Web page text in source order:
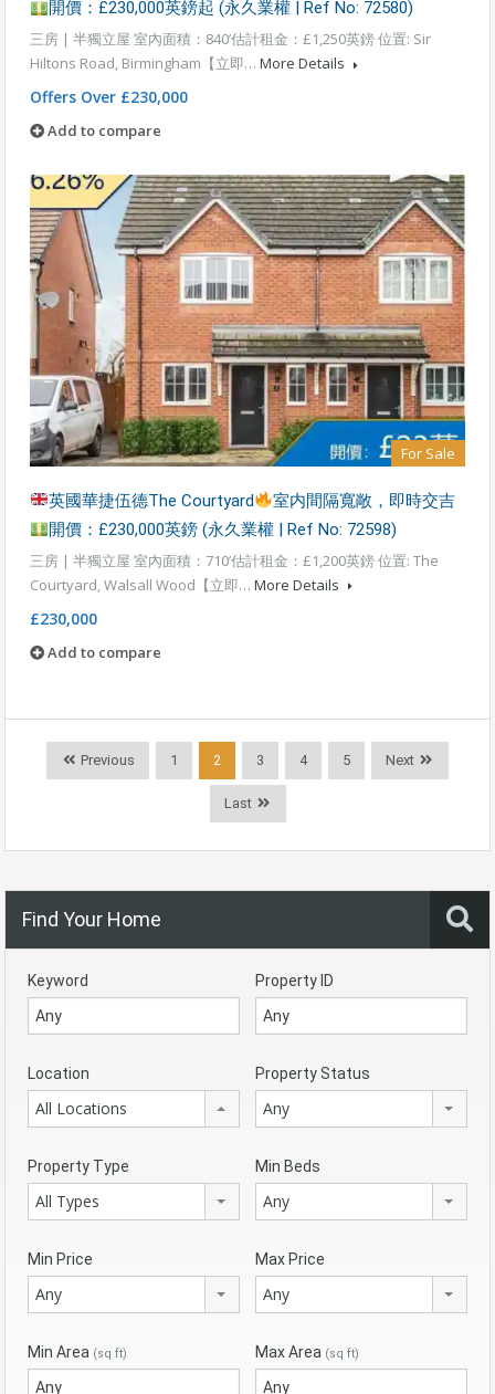
開價：£230,000英鎊起 (永久業權 | Ref No: 72580)
三房 | 半獨立屋 室內面積：840’估計租金：£1,250英鎊 位置: Sir
Hiltons Road, Birmingham【立即… More Details
Offers Over £230,000
Add to compare
For Sale
英國華捷伍德The Courtyard
室内間隔寬敞，即時交吉
開價：£230,000英鎊 (永久業權 | Ref No: 72598)
三房 | 半獨立屋 室內面積：710’估計租金：£1,200英鎊 位置: The
Courtyard, Walsall Wood【立即… More Details
£230,000
Add to compare
Previous 1 2 3 4 5 Next
Last
Find Your Home
Keyword Property ID
Location
All Locations
Property Status
Any
Property Type
All Types
Min Beds
Any
Min Price
Any
Max Price
Any
Min Area (sq ft) Max Area (sq ft)